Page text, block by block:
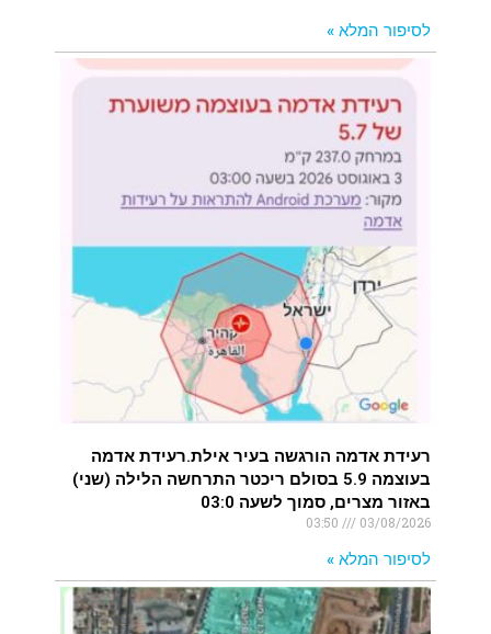
לסיפור המלא »
רעידת אדמה הורגשה בעיר אילת.רעידת אדמה
בעוצמה 5.9 בסולם ריכטר התרחשה הלילה (שני)
באזור מצרים, סמוך לשעה 03:0
03/08/2026
לסיפור המלא »